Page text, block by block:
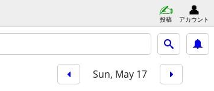
投稿 アカウント
Sun, May 17